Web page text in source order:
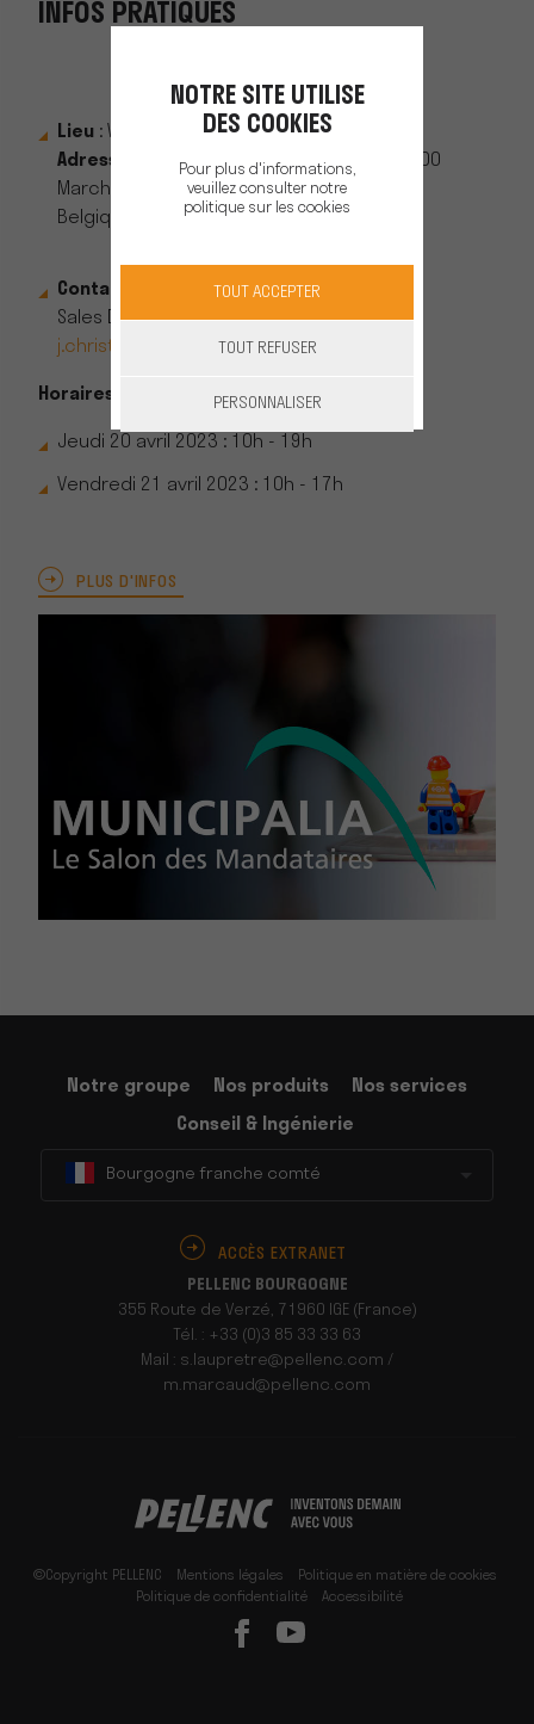
INFOS PRATIQUES
Lieu : WEX
Adresse
: Rue des Deux Provinces, 1 B_6900
Marche-en-Famenne
Belgique
Contact
: Jannick CHRISTIAENS
Sales Demonstrator Belgium
j.christiaens@pellenc.com
Horaires d'ouverture aux exposants :
Jeudi 20 avril 2023 : 10h - 19h
Vendredi 21 avril 2023 : 10h - 17h
PLUS D'INFOS
Notre groupe Nos produits
Nos services
Conseil & Ingénierie
Bourgogne franche comté
ACCÈS EXTRANET
PELLENC BOURGOGNE
355 Route de Verzé, 71960 IGE (France)
Tél. : +33 (0)3 85 33 33 63
Mail : s.laupretre@pellenc.com /
m.marcaud@pellenc.com
©Copyright PELLENC Mentions légales
Politique en matière de cookies
Politique de confidentialité
Accessibilité
NOTRE SITE UTILISE
DES COOKIES
Pour plus d'informations,
veuillez consulter notre
politique sur les cookies
TOUT ACCEPTER
TOUT REFUSER
PERSONNALISER